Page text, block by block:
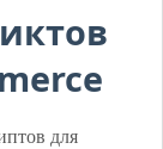
для